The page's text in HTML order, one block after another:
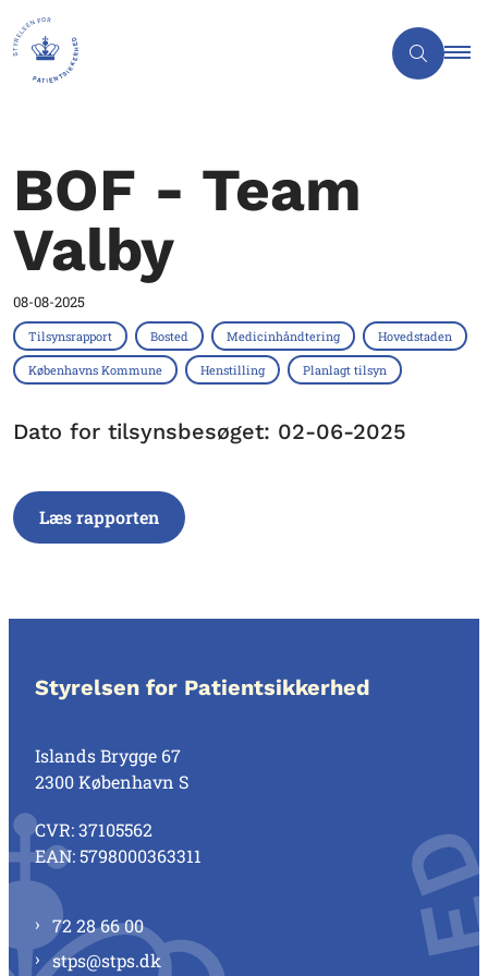
BOF - Team
Valby
08-08-2025
Tilsynsrapport Bosted Medicinhåndtering Hovedstaden
Københavns Kommune Henstilling Planlagt tilsyn
Dato for tilsynsbesøget: 02-06-2025
Læs rapporten
Styrelsen for Patientsikkerhed
Islands Brygge 67
2300 København S
CVR: 37105562
EAN: 5798000363311
72 28 66 00
stps@stps.dk